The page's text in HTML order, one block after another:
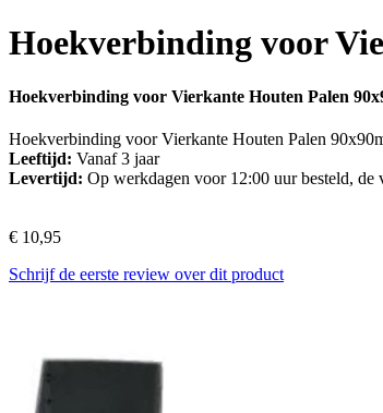
Hoekverbinding voor
Hoekverbinding voor Vierkante Houten Palen
Hoekverbinding voor Vierkante Houten Palen
Leeftijd: Vanaf 3 jaar
Levertijd: Op werkdagen voor 12:00 uur besteld, de
€ 10,95
Schrijf de eerste review over dit product